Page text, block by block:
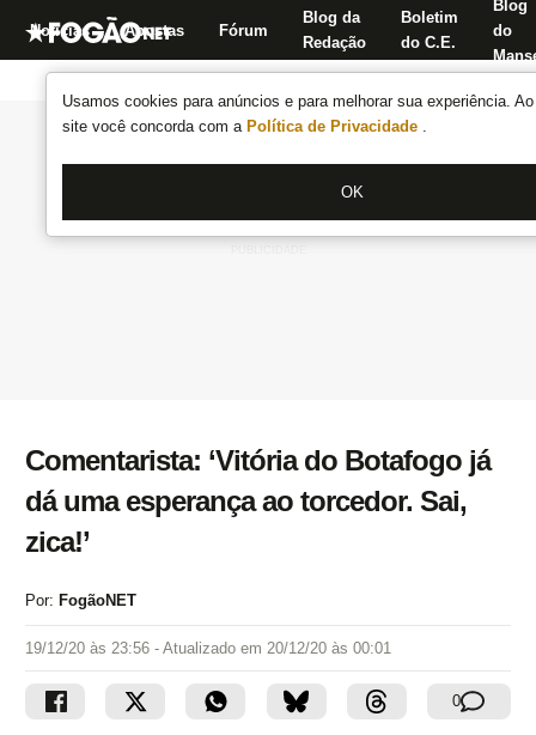
Usamos cookies para anúncios e para melhorar sua experiência.
site você concorda com a Política de Privacidade .
OK
Notícias Apostas Fórum
Blog da
Redação
Boletim
do C.E.
Blog
do
Comentarista: ‘Vitória do Botafogo já
dá uma esperança ao torcedor. Sai,
zica!’
Por: FogãoNET
19/12/20 às 23:56 - Atualizado em 20/12/20 às 00:01
0